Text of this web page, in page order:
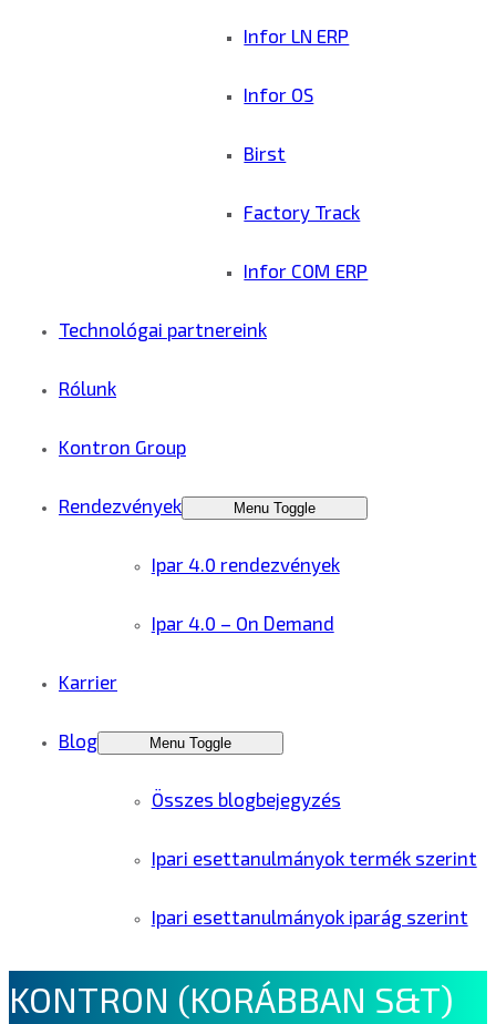
Infor LN ERP
Infor OS
Birst
Factory Track
Infor COM ERP
Technológai partnereink
Rólunk
Kontron Group
Rendezvények Menu Toggle
Ipar 4.0 rendezvények
Ipar 4.0 – On Demand
Karrier
Blog Menu Toggle
Összes blogbejegyzés
Ipari esettanulmányok termék szerint
Ipari esettanulmányok iparág szerint
KONTRON (KORÁBBAN S&T)